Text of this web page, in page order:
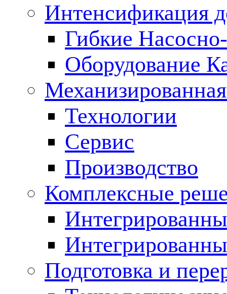
Интенсификация
Гибкие
Оборудование
Технологии
Сервис
Производство
Комплексные
Подготовка и